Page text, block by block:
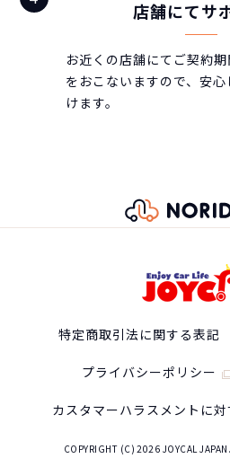
店舗にてサ
お近くの店舗にてご契約
をおこないますので、安
けます。
特定商取引法に関する表記
プライバシーポリシー
カスタマーハラスメントに
COPYRIGHT (C) 2026 JOYCAL